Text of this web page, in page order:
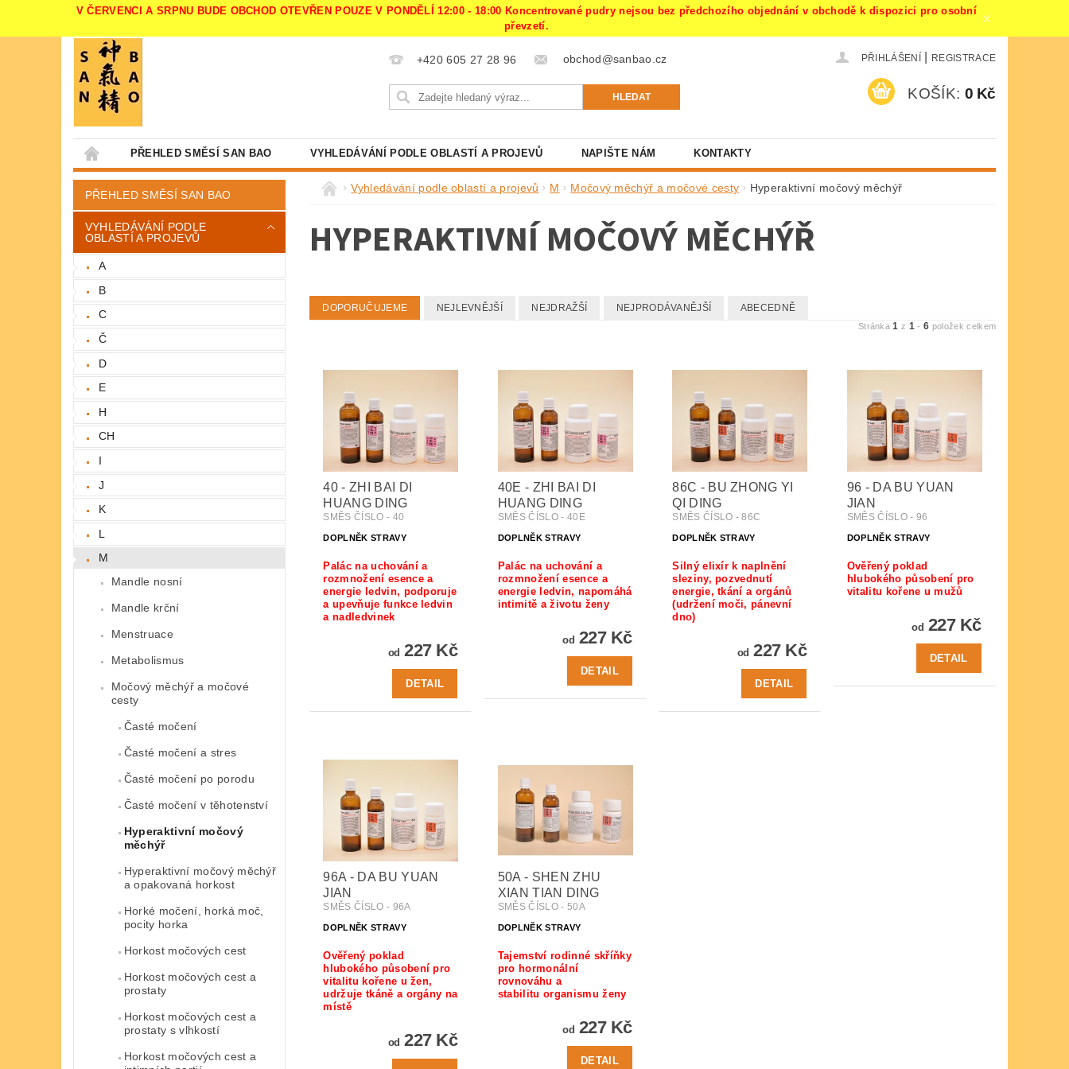
V ČERVENCI A SRPNU BUDE OBCHOD OTEVŘEN POUZE V PONDĚLÍ 12:00 - 18:00 Koncentrované pudry nejsou bez předchozího objednání v obchodě k dispozici pro osobní
převzetí.
+420 605 27 28 96 obchod@sanbao.cz PŘIHLÁŠENÍ REGISTRACE
KOŠÍK: 0 Kč
PŘEHLED SMĚSÍ SAN BAO VYHLEDÁVÁNÍ PODLE OBLASTÍ A PROJEVŮ NAPIŠTE NÁM KONTAKTY
PŘEHLED SMĚSÍ SAN BAO
VYHLEDÁVÁNÍ PODLE
OBLASTÍ A PROJEVŮ
A
B
C
Č
D
E
H
CH
I
J
K
L
M
Mandle nosní
Mandle krční
Menstruace
Metabolismus
Močový měchýř a močové
cesty
Časté močení
Časté močení a stres
Časté močení po porodu
Časté močení v těhotenství
Hyperaktivní močový
měchýř
Hyperaktivní močový měchýř
a opakovaná horkost
Horké močení, horká moč,
pocity horka
Horkost močových cest
Horkost močových cest a
prostaty
Horkost močových cest a
prostaty s vlhkostí
Horkost močových cest a
Vyhledávání podle oblastí a projevů M Močový měchýř a močové cesty Hyperaktivní močový měchýř
HYPERAKTIVNÍ MOČOVÝ MĚCHÝŘ
DOPORUČUJEME NEJLEVNĚJŠÍ NEJDRAŽŠÍ NEJPRODÁVANĚJŠÍ ABECEDNĚ
Stránka1 z 1 -6 položek celkem
40 - ZHI BAI DI
HUANG DING
SMĚS ČÍSLO - 40
DOPLNĚK STRAVY
Palác na uchování a
rozmnožení esence a
energie ledvin, podporuje
a upevňuje funkce ledvin
a nadledvinek
od 227 Kč
DETAIL
40E - ZHI BAI DI
HUANG DING
SMĚS ČÍSLO - 40E
DOPLNĚK STRAVY
Palác na uchování a
rozmnožení esence a
energie ledvin, napomáhá
intimitě a životu ženy
od 227 Kč
DETAIL
86C - BU ZHONG YI
QI DING
SMĚS ČÍSLO - 86C
DOPLNĚK STRAVY
Silný elixír k naplnění
sleziny, pozvednutí
energie, tkání a orgánů
(udržení moči, pánevní
dno)
od 227 Kč
DETAIL
96 - DA BU YUAN
JIAN
SMĚS ČÍSLO - 96
DOPLNĚK STRAVY
Ověřený poklad
hlubokého působení pro
vitalitu kořene u mužů
od 227 Kč
DETAIL
96A - DA BU YUAN
JIAN
SMĚS ČÍSLO - 96A
DOPLNĚK STRAVY
Ověřený poklad
hlubokého působení pro
vitalitu kořene u žen,
udržuje tkáně a orgány na
místě
od 227 Kč
50A - SHEN ZHU
XIAN TIAN DING
SMĚS ČÍSLO - 50A
DOPLNĚK STRAVY
Tajemství rodinné skříňky
pro hormonální
rovnováhu a
stabilitu organismu ženy
od 227 Kč
DETAIL